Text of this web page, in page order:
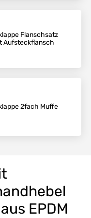
Flanschsatz
Aufsteckflansch
2fach Muffe
EPDM